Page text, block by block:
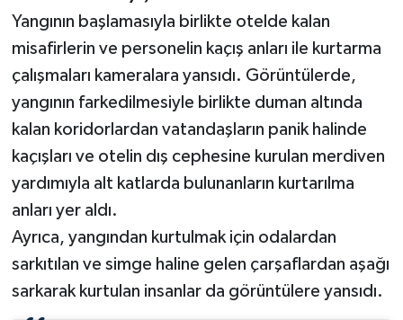
Yangının başlamasıyla birlikte otelde kalan
misafirlerin ve personelin kaçış anları ile kurtarma
çalışmaları kameralara yansıdı. Görüntülerde,
yangının farkedilmesiyle birlikte duman altında
kalan koridorlardan vatandaşların panik halinde
kaçışları ve otelin dış cephesine kurulan merdiven
yardımıyla alt katlarda bulunanların kurtarılma
anları yer aldı.
Ayrıca, yangından kurtulmak için odalardan
sarkıtılan ve simge haline gelen çarşaflardan aşağı
sarkarak kurtulan insanlar da görüntülere yansıdı.